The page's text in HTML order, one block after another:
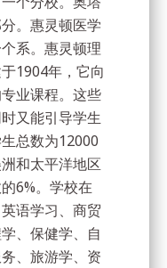
。惠灵顿医学
系。惠灵顿理
1904年，它向
业课程。这些
又能引导学生
总数为12000
和太平洋地区
6%。学校在
语学习、商贸
、保健学、自
、旅游学、资